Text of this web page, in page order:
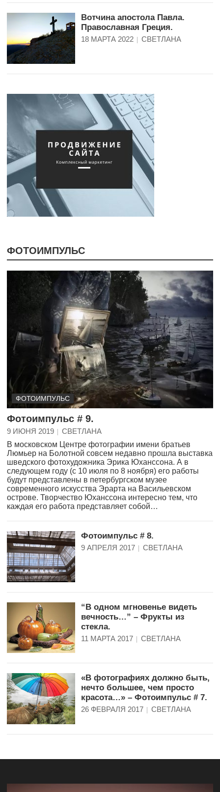
Вотчина апостола Павла.
Православная Греция.
18 МАРТА 2022 СВЕТЛАНА
ФОТОИМПУЛЬС
ФОТОИМПУЛЬС
Фотоимпульс # 9.
9 ИЮНЯ 2019
СВЕТЛАНА
В московском Центре фотографии имени братьев
Люмьер на Болотной совсем недавно прошла выставка
шведского фотохудожника Эрика Юханссона. А в
следующем году (с 10 июля по 8 ноября) его работы
будут представлены в петербургском музее
современного искусства Эрарта на Васильевском
острове. Творчество Юханссона интересно тем, что
каждая его работа представляет собой…
Фотоимпульс # 8.
9 АПРЕЛЯ 2017 СВЕТЛАНА
“В одном мгновенье видеть
вечность…” – Фрукты из
стекла.
11 МАРТА 2017 СВЕТЛАНА
«В фотографиях должно быть,
нечто большее, чем просто
красота…» – Фотоимпульс # 7.
26 ФЕВРАЛЯ 2017 СВЕТЛАНА